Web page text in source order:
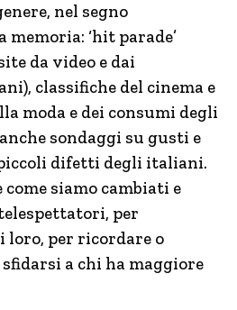
nel segno
‘hit parade’
da video e dai
classifiche del cinema e
moda e dei consumi degli
sondaggi su gusti e
difetti degli italiani.
siamo cambiati e
per
loro, per ricordare o
a chi ha maggiore